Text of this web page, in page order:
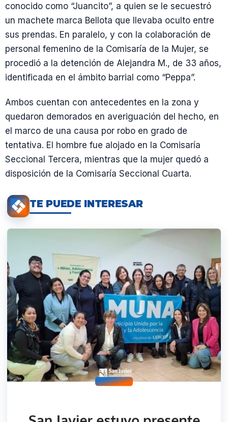
conocido como “Juancito”, a quien se le secuestró
un machete marca Bellota que llevaba oculto entre
sus prendas. En paralelo, y con la colaboración de
personal femenino de la Comisaría de la Mujer, se
procedió a la detención de Alejandra M., de 33 años,
identificada en el ámbito barrial como “Peppa”.
Ambos cuentan con antecedentes en la zona y
quedaron demorados en averiguación del hecho, en
el marco de una causa por robo en grado de
tentativa. El hombre fue alojado en la Comisaría
Seccional Tercera, mientras que la mujer quedó a
disposición de la Comisaría Seccional Cuarta.
TE PUEDE INTERESAR